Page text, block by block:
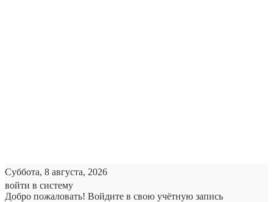
Суббота, 8 августа, 2026
войти в систему
Добро пожаловать! Войдите в свою учётную запись